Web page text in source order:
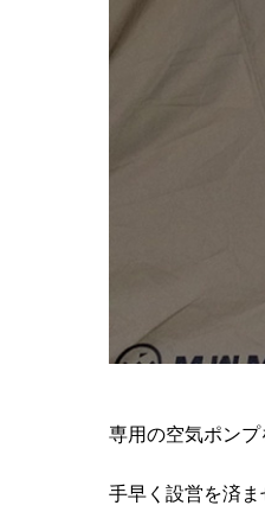
専用の空気ポンプ
手早く設営を済